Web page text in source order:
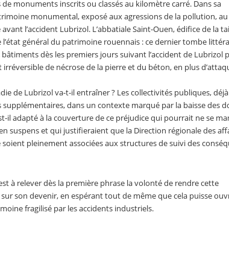
monuments inscrits ou classés au kilomètre carré. Dans sa
monumental, exposé aux agressions de la pollution,
l’accident Lubrizol. L’abbatiale Saint-Ouen, édifice de la
général du patrimoine rouennais : ce dernier tombe
dès les premiers jours suivant l’accident de Lubrizol
de nécrose de la pierre et du béton, en plus
de Lubrizol va-t-il entraîner ? Les collectivités publiques, déjà
dans un contexte marqué par la baisse des
il adapté à la couverture de ce préjudice qui pourrait ne se
suspens et qui justifieraient que la Direction régionale des
pleinement associées aux structures de suivi des
à relever dès la première phrase la volonté de rendre cette
son devenir, en espérant tout de même que cela puisse
fragilisé par les accidents industriels.